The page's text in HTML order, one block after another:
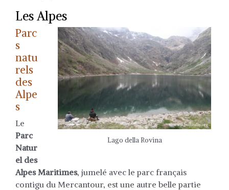
Les Alpes
Lago della Rovina
Parc
s
natu
rels
des
Alpe
s
Le
Parc
Natur
el des
Alpes Maritimes, jumelé avec le parc français
contigu du Mercantour, est une autre belle partie